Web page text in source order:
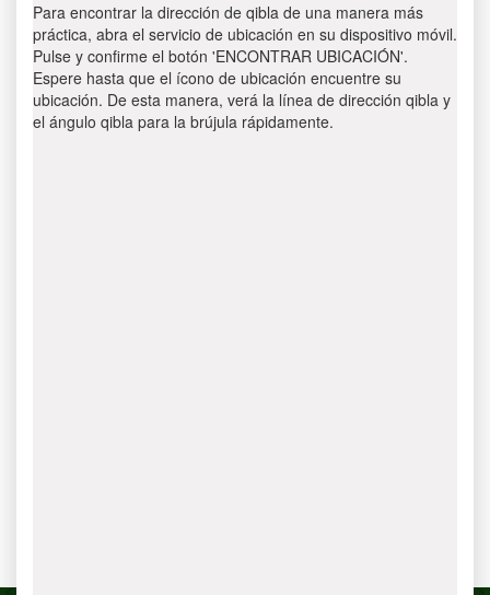
Para encontrar la dirección de qibla de una manera más
práctica, abra el servicio de ubicación en su dispositivo móvil.
Pulse y confirme el botón 'ENCONTRAR UBICACIÓN'.
Espere hasta que el ícono de ubicación encuentre su
ubicación. De esta manera, verá la línea de dirección qibla y
el ángulo qibla para la brújula rápidamente.